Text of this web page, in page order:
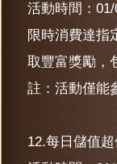
活動時間：
限時消費達指
取豐富獎勵，
註：活動僅能
12.每日儲值超